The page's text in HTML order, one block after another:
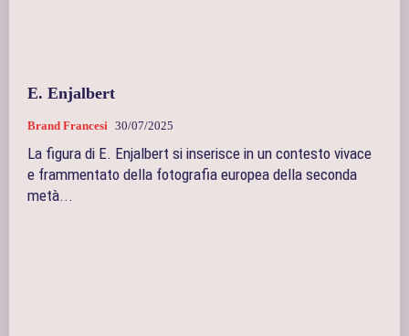
E. Enjalbert
Brand Francesi 30/07/2025
La figura di E. Enjalbert si inserisce in un contesto vivace
e frammentato della fotografia europea della seconda
metà...